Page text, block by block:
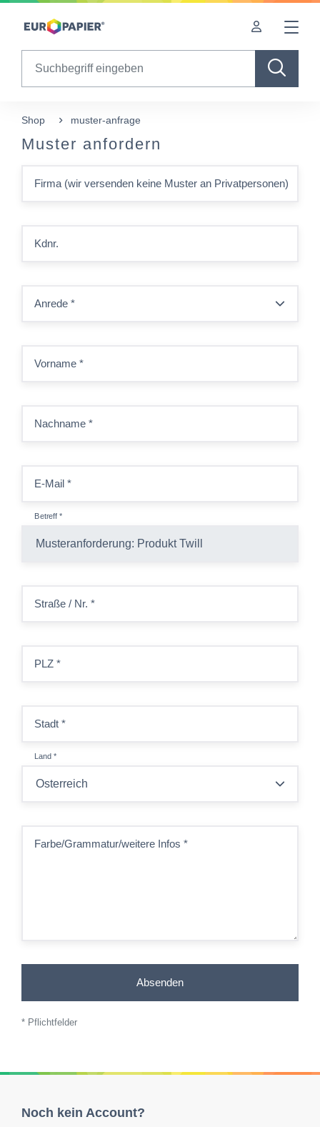
Table Of Content
Shop muster-anfrage
Muster anfordern
Firma (wir versenden keine Muster an Privatpersonen)
Kdnr.
Anrede *
Vorname *
Nachname *
E-Mail *
Betreff*
Straße / Nr. *
PLZ *
Stadt *
Land *
Farbe/Grammatur/weitere Infos *
Absenden
* Pflichtfelder
Noch kein Account?